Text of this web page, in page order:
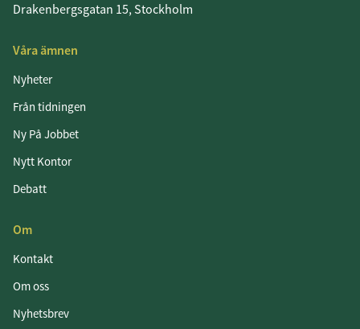
Drakenbergsgatan 15, Stockholm
Våra ämnen
Nyheter
Från tidningen
Ny På Jobbet
Nytt Kontor
Debatt
Om
Kontakt
Om oss
Nyhetsbrev